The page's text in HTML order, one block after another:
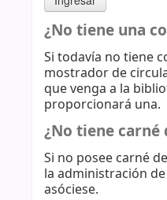
¿No tiene una
Si todavía no tiene
mostrador de
que venga a la
proporcionará una.
¿No tiene
Si no posee carné
la administración
asóciese.